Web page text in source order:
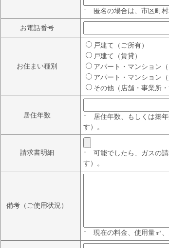
↑ 匿名の場合は、市区町村
お電話番号
お住まい種別
戸建て（ご所有）
戸建て（賃貸）
アパート・マンション（
アパート・マンション（
その他（店舗・事業所・
居住年数
↑ 居住年数、もしくは築
す）。
請求書明細
↑ 可能でしたら、ガスの
す）。
備考（ご使用状況）
↑ 現在の料金、使用量㎥、